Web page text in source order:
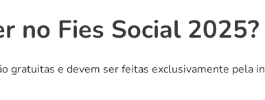
no Fies Social 2025?
gratuitas e devem ser feitas exclusivamente pela